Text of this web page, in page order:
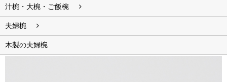
汁椀・大椀・ご飯椀
夫婦椀
木製の夫婦椀